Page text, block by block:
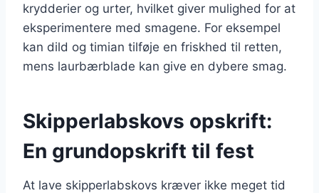
krydderier og urter, hvilket giver mulighed for at
eksperimentere med smagene. For eksempel
kan dild og timian tilføje en friskhed til retten,
mens laurbærblade kan give en dybere smag.
Skipperlabskovs opskrift:
En grundopskrift til fest
At lave skipperlabskovs kræver ikke meget tid